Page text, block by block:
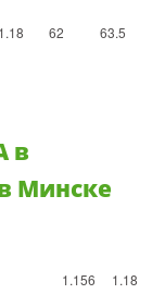
1.18 62 63.5
в
Минске
1.156 1.18